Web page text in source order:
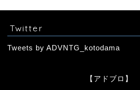
Twitter
Tweets by ADVNTG_kotodama
【アドブロ】